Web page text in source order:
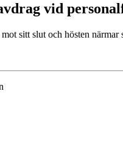
vid
sitt slut och hösten